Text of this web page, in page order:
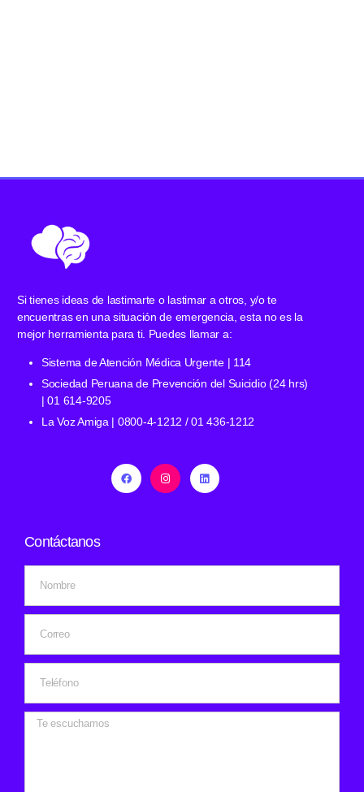
Si tienes ideas de lastimarte o lastimar a otros, y/o te
encuentras en una situación de emergencia, esta no es la
mejor herramienta para ti. Puedes llamar a:
Sistema de Atención Médica Urgente | 114
Sociedad Peruana de Prevención del Suicidio (24 hrs)
| 01 614-9205
La Voz Amiga | 0800-4-1212 / 01 436-1212
Contáctanos